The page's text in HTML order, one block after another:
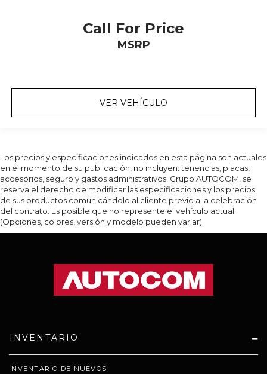
Call For Price
MSRP
VER VEHÍCULO
Los precios y especificaciones indicados en esta página son actuales
en el momento de su publicación, no incluyen: tenencias, placas,
accesorios, seguro y gastos administrativos. Grupo AUTOCOM, se
reserva el derecho de modificar las especificaciones y los precios
de sus productos comunicándolo al cliente previo a la celebración
del contrato. Es posible que no represente el vehículo actual.
(Opciones, colores, versión y modelo pueden variar).
INVENTARIO
INVENTARIO DE NUEVOS